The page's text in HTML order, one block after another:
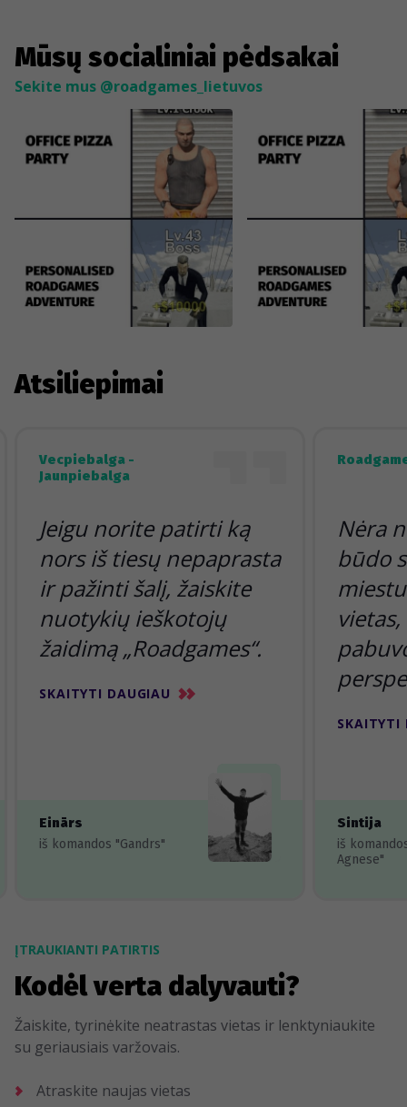
Mūsų socialiniai pėdsakai
Sekite mus @roadgames_lietuvos
Atsiliepimai
Vecpiebalga -
Jaunpiebalga
Jeigu norite patirti ką
nors iš tiesų nepaprasta
ir pažinti šalį, žaiskite
nuotykių ieškotojų
žaidimą „Roadgames“.
SKAITYTI DAUGIAU
Einārs
iš komandos "Gandrs"
Nėra
būdo
SKAITYTI
Sintija
iš
Agnese"
ĮTRAUKIANTI PATIRTIS
Kodėl verta dalyvauti?
Žaiskite, tyrinėkite neatrastas vietas ir lenktyniaukite
su geriausiais varžovais.
Atraskite naujas vietas